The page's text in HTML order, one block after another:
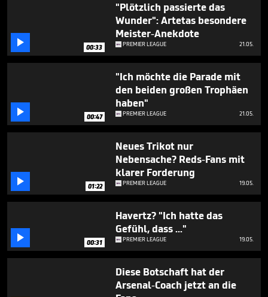
 00:33
"Plötzlich passierte das
Wunder": Artetas besondere
Meister-Anekdote
PREMIER LEAGUE 21.05.
 00:47
"Ich möchte die Parade mit
den beiden großen Trophäen
haben"
PREMIER LEAGUE 21.05.
 01:22
Neues Trikot nur
Nebensache? Reds-Fans mit
klarer Forderung
PREMIER LEAGUE 19.05.
 00:31
Havertz? "Ich hatte das
Gefühl, dass ..."
PREMIER LEAGUE 19.05.
Diese Botschaft hat der
Arsenal-Coach jetzt an die